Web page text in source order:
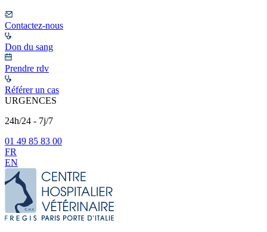
Contactez-nous
Don du sang
Prendre rdv
Référer un cas
URGENCES
24h/24 - 7j/7
01 49 85 83 00
FR
EN